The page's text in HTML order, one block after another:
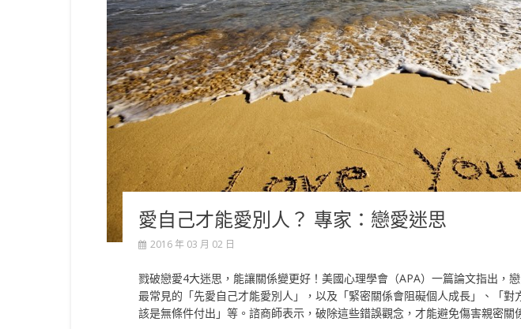
愛自己才能愛別人？ 專家：戀愛迷思
2016 年 03 月 02 日
戮破戀愛4大迷思，能讓關係變更好！美國心理學會（APA）一篇論文指出，
最常見的「先愛自己才能愛別人」，以及「緊密關係會阻礙個人成長」、「對
該是無條件付出」等。諮商師表示，破除這些錯誤觀念，才能避免傷害親密關